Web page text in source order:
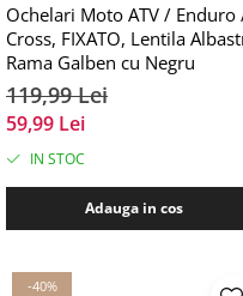
Ochelari Moto ATV / Enduro
Cross, FIXATO, Lentila
Rama Galben cu Negru
119,99 Lei
59,99 Lei
IN STOC
Adauga in cos
-40%